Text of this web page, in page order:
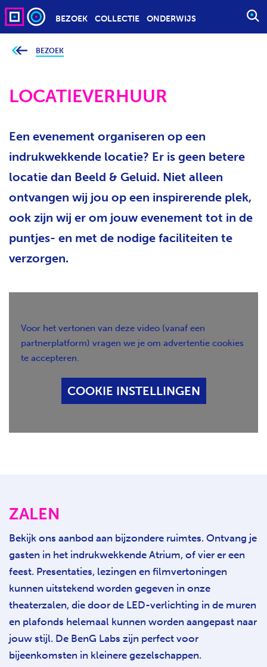
BEZOEK COLLECTIE ONDERWIJS
S
T
O
D
T
J
v
n
e
i
e
r
:
BEZOEK
LOCATIEVERHUUR
Een evenement organiseren op een
indrukwekkende locatie? Er is geen betere
locatie dan Beeld & Geluid. Niet alleen
ontvangen wij jou op een inspirerende plek,
ook zijn wij er om jouw evenement tot in de
puntjes- en met de nodige faciliteiten te
verzorgen.
Voor het vertonen van deze video (vanaf een
partnerplatform) vragen we je om advertentie cookies
te accepteren.
COOKIE INSTELLINGEN
ZALEN
Bekijk ons aanbod aan bijzondere ruimtes. Ontvang je
gasten in het indrukwekkende Atrium, of vier er een
feest. Presentaties, lezingen en filmvertoningen
kunnen uitstekend worden gegeven in onze
theaterzalen, die door de LED-verlichting in de muren
en plafonds helemaal kunnen worden aangepast naar
jouw stijl. De BenG Labs zijn perfect voor
bijeenkomsten in kleinere gezelschappen.